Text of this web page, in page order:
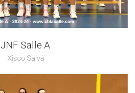
JNF Salle A
Xisco Salvá